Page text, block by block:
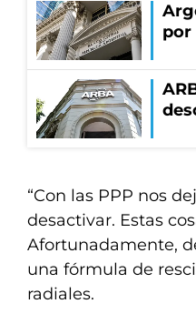
por
“Con las PPP nos
desactivar. Estas
Afortunadamente,
una fórmula de
radiales.